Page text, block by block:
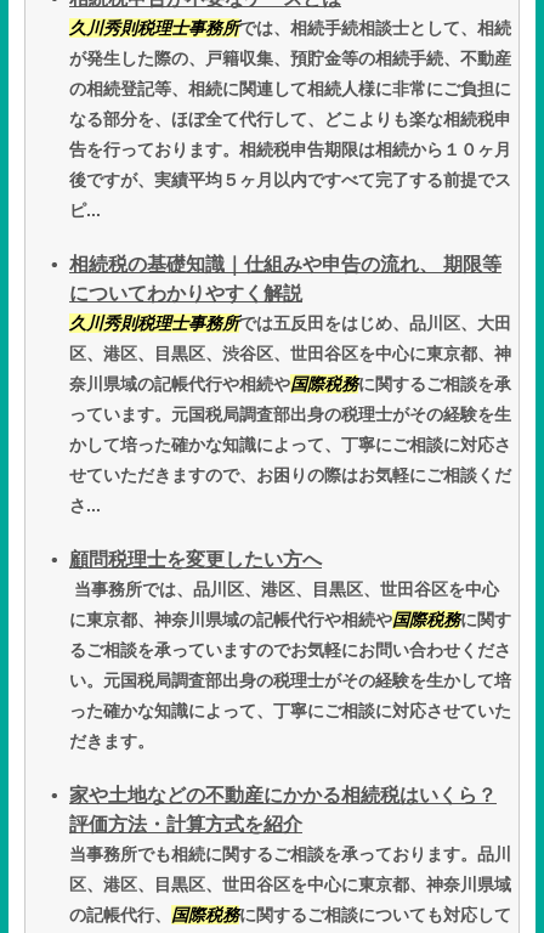
久川秀則税理士事務所では、相続手続相談士として、相続
が発生した際の、戸籍収集、預貯金等の相続手続、不動産
の相続登記等、相続に関連して相続人様に非常にご負担に
なる部分を、ほぼ全て代行して、どこよりも楽な相続税申
告を行っております。相続税申告期限は相続から１０ヶ月
後ですが、実績平均５ヶ月以内ですべて完了する前提でス
ピ...
相続税の基礎知識｜仕組みや申告の流れ、 期限等
についてわかりやすく解説
久川秀則税理士事務所では五反田をはじめ、品川区、大田
区、港区、目黒区、渋谷区、世田谷区を中心に東京都、神
奈川県域の記帳代行や相続や国際税務に関するご相談を承
っています。元国税局調査部出身の税理士がその経験を生
かして培った確かな知識によって、丁寧にご相談に対応さ
せていただきますので、お困りの際はお気軽にご相談くだ
さ...
顧問税理士を変更したい方へ
当事務所では、品川区、港区、目黒区、世田谷区を中心
に東京都、神奈川県域の記帳代行や相続や国際税務に関す
るご相談を承っていますのでお気軽にお問い合わせくださ
い。元国税局調査部出身の税理士がその経験を生かして培
った確かな知識によって、丁寧にご相談に対応させていた
だきます。
家や土地などの不動産にかかる相続税はいくら？
評価方法・計算方式を紹介
当事務所でも相続に関するご相談を承っております。品川
区、港区、目黒区、世田谷区を中心に東京都、神奈川県域
の記帳代行、 国際税務に関するご相談についても対応して